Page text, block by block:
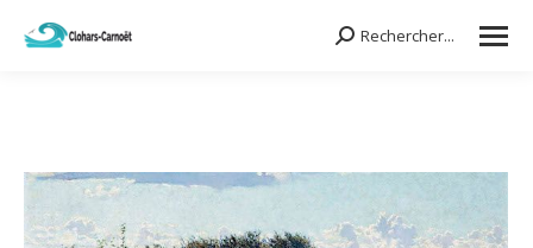
Search:Rechercher...